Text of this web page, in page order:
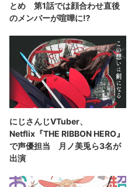
とめ 第1話では顔合わせ直後
のメンバーが喧嘩に⁉︎
にじさんじVTuber、
Netflix『THE RIBBON HERO』
で声優担当 月ノ美兎ら3名が
出演